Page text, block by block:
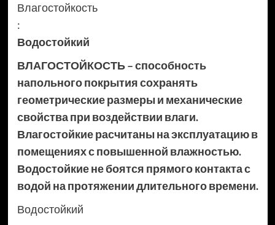
Влагостойкость
:
Водостойкий
ВЛАГОСТОЙКОСТЬ – способность
напольного покрытия сохранять
геометрические размеры и механические
свойства при воздействии влаги.
Влагостойкие расчитаны на эксплуатацию в
помещениях с повышенной влажностью.
Водостойкие не боятся прямого контакта с
водой на протяжении длительного времени.
Водостойкий